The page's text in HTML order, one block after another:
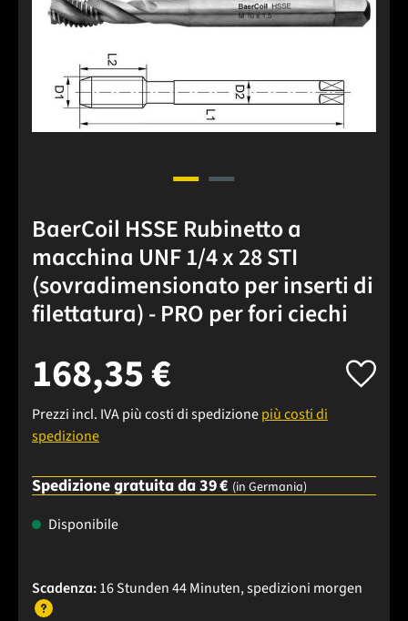
BaerCoil HSSE Rubinetto a
macchina UNF 1/4 x 28 STI
(sovradimensionato per inserti di
filettatura) - PRO per fori ciechi
168,35 €
Prezzi incl. IVA più costi di spedizionepiù costi di
spedizione
Spedizione gratuita da 39 € (in Germania)
Disponibile
Scadenza:16 Stunden 44 Minuten, spedizioni morgen